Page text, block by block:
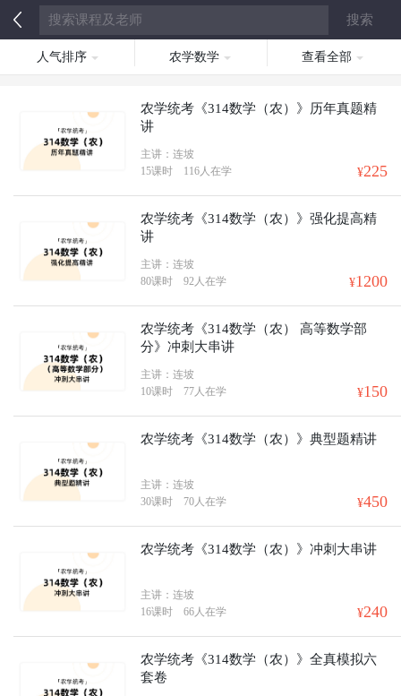
人气排序 农学数学 查看全部
农学统考《314数学（农）》历年真题精
讲
主讲：连坡
¥225
15课时 116人在学
农学统考《314数学（农）》强化提高精
讲
主讲：连坡
¥1200
80课时 92人在学
农学统考《314数学（农） 高等数学部
分》冲刺大串讲
主讲：连坡
¥150
10课时 77人在学
农学统考《314数学（农）》典型题精讲
主讲：连坡
¥450
30课时 70人在学
农学统考《314数学（农）》冲刺大串讲
主讲：连坡
¥240
16课时 66人在学
农学统考《314数学（农）》全真模拟六
套卷